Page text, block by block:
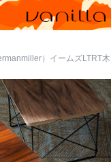
）イームズLTRT